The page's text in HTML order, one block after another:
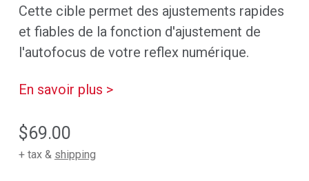
Cette cible permet des ajustements rapides
et fiables de la fonction d'ajustement de
l'autofocus de votre reflex numérique.
En savoir plus >
$69.00
+ tax & shipping